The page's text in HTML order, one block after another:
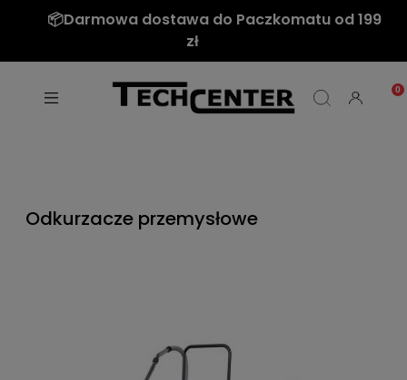
Nie mamy tego czego szukasz? Napisz do
nas: sklep@techcenter.pl
Odkurzacze przemysłowe